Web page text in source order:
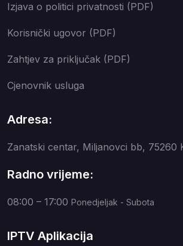
Izjava o politici privatnosti (PDF)
Korisnički ugovor (PDF)
Zahtjev za priključak (PDF)
Cjenovnik usluga
Adresa:
Zanatski centar, Miljanovci bb, 75260
Radno vrijeme:
08:00 – 17:00 Ponedjeljak - Subota
IPTV Aplikacija